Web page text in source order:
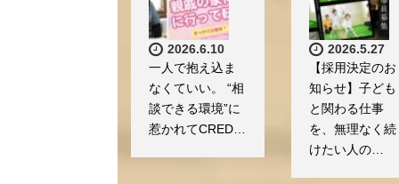
2026.6.10
一人で抱え込ま
なくていい。 “相
談できる環境”に
惹かれてCRED…
2026.5.27
【採用決定のお
知らせ】子ども
と関わる仕事
を、無理なく続
けたい人の…